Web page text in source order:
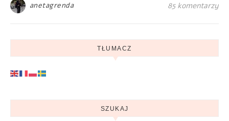
anetagrenda 85 komentarzy
TŁUMACZ
SZUKAJ